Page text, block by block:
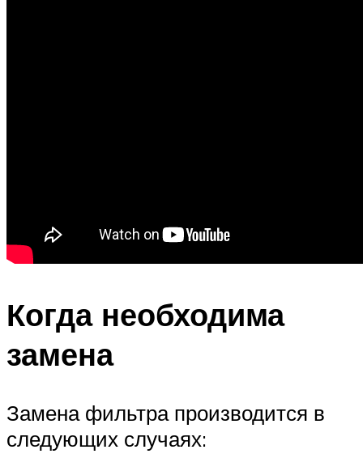
Когда необходима
замена
Замена фильтра производится в
следующих случаях: